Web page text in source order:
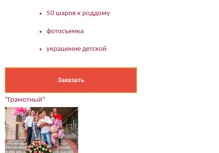
50 шаров к роддому
фотосъемка
украшение детской
Заказать
"Грамотный"